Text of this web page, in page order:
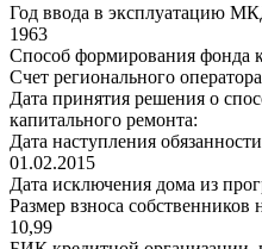
Год ввода в эксплуатацию
1963
Способ формирования фонда
Счет регионального оператора
Дата принятия решения о
капитального ремонта:
Дата наступления
01.02.2015
Дата исключения дома из
Размер взноса
10,99